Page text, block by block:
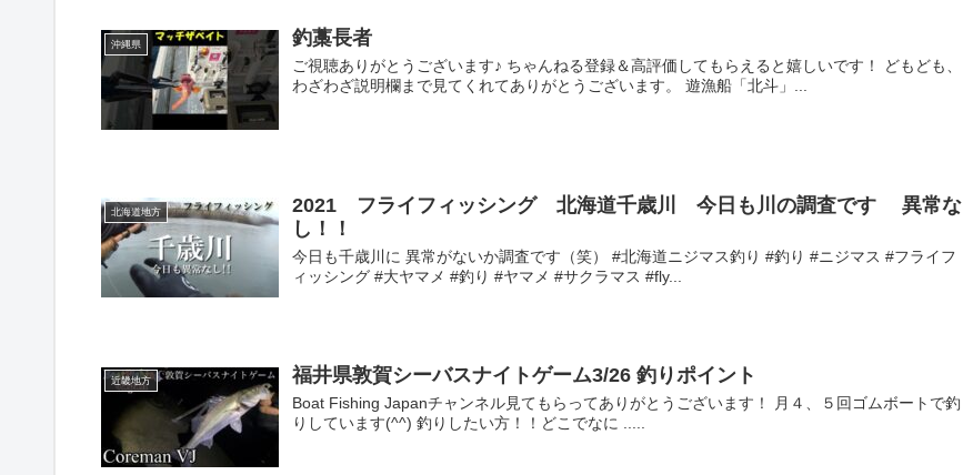
沖縄県 釣藁長者
ご視聴ありがとうございます♪ ちゃんねる登録＆高評価してもらえると嬉しいです！ どもども、
わざわざ説明欄まで見てくれてありがとうございます。 遊漁船「北斗」...
北海道地方
2021 フライフィッシング 北海道千歳川 今日も川の調査です 異常な
し！！
今日も千歳川に 異常がないか調査です（笑） #北海道ニジマス釣り #釣り #ニジマス #フライフ
ィッシング #大ヤマメ #釣り #ヤマメ #サクラマス #fly...
近畿地方 福井県敦賀シーバスナイトゲーム3/26 釣りポイント
Boat Fishing Japanチャンネル見てもらってありがとうございます！ 月４、５回ゴムボートで釣
りしています(^^) 釣りしたい方！！どこでなに .....